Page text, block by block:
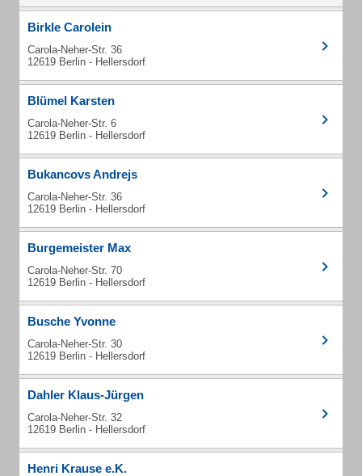
Birkle Carolein
Carola-Neher-Str. 36
12619 Berlin - Hellersdorf
Blümel Karsten
Carola-Neher-Str. 6
12619 Berlin - Hellersdorf
Bukancovs Andrejs
Carola-Neher-Str. 36
12619 Berlin - Hellersdorf
Burgemeister Max
Carola-Neher-Str. 70
12619 Berlin - Hellersdorf
Busche Yvonne
Carola-Neher-Str. 30
12619 Berlin - Hellersdorf
Dahler Klaus-Jürgen
Carola-Neher-Str. 32
12619 Berlin - Hellersdorf
Henri Krause e.K.